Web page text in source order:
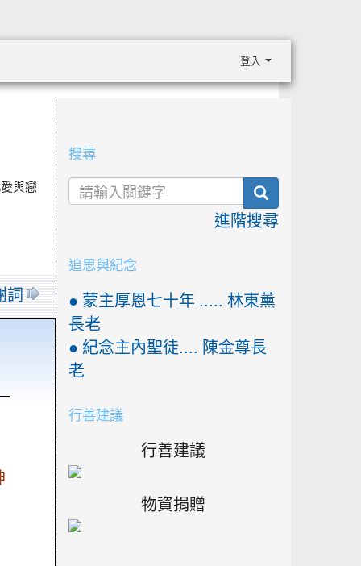
登入
與戀
詞
搜尋
search
進階搜尋
追思與紀念
● 蒙主厚恩七十年 ..... 林東薰
長老
● 紀念主內聖徒.... 陳金尊長
老
行善建議
行善建議
物資捐贈